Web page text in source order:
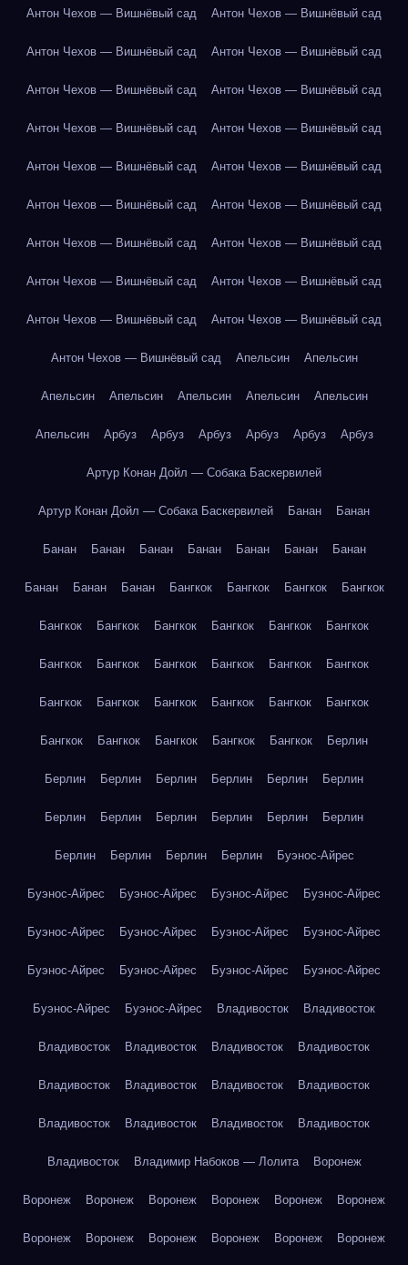
Антон Чехов — Вишнёвый сад Антон Чехов — Вишнёвый сад
Антон Чехов — Вишнёвый сад Антон Чехов — Вишнёвый сад
Антон Чехов — Вишнёвый сад Антон Чехов — Вишнёвый сад
Антон Чехов — Вишнёвый сад Антон Чехов — Вишнёвый сад
Антон Чехов — Вишнёвый сад Антон Чехов — Вишнёвый сад
Антон Чехов — Вишнёвый сад Антон Чехов — Вишнёвый сад
Антон Чехов — Вишнёвый сад Антон Чехов — Вишнёвый сад
Антон Чехов — Вишнёвый сад Антон Чехов — Вишнёвый сад
Антон Чехов — Вишнёвый сад Антон Чехов — Вишнёвый сад
Антон Чехов — Вишнёвый сад Апельсин Апельсин
Апельсин Апельсин Апельсин Апельсин Апельсин
Апельсин Арбуз Арбуз Арбуз Арбуз Арбуз Арбуз
Артур Конан Дойл — Собака Баскервилей
Артур Конан Дойл — Собака Баскервилей Банан Банан
Банан Банан Банан Банан Банан Банан Банан
Банан Банан Банан Бангкок Бангкок Бангкок Бангкок
Бангкок Бангкок Бангкок Бангкок Бангкок Бангкок
Бангкок Бангкок Бангкок Бангкок Бангкок Бангкок
Бангкок Бангкок Бангкок Бангкок Бангкок Бангкок
Бангкок Бангкок Бангкок Бангкок Бангкок Берлин
Берлин Берлин Берлин Берлин Берлин Берлин
Берлин Берлин Берлин Берлин Берлин Берлин
Берлин Берлин Берлин Берлин Буэнос-Айрес
Буэнос-Айрес Буэнос-Айрес Буэнос-Айрес Буэнос-Айрес
Буэнос-Айрес Буэнос-Айрес Буэнос-Айрес Буэнос-Айрес
Буэнос-Айрес Буэнос-Айрес Буэнос-Айрес Буэнос-Айрес
Буэнос-Айрес Буэнос-Айрес Владивосток Владивосток
Владивосток Владивосток Владивосток Владивосток
Владивосток Владивосток Владивосток Владивосток
Владивосток Владивосток Владивосток Владивосток
Владивосток Владимир Набоков — Лолита Воронеж
Воронеж Воронеж Воронеж Воронеж Воронеж Воронеж
Воронеж Воронеж Воронеж Воронеж Воронеж Воронеж